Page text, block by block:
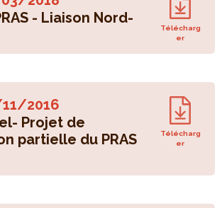
- Liaison Nord-
Télécharg
er
2016
Projet de
partielle du PRAS
Télécharg
er